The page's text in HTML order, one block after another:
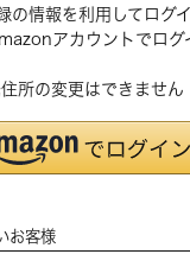
情報を利用してログ
アカウントでログ
所の変更はできません
お客様